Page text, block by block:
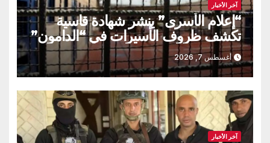
آخر الأخبار
“إعلام الأسرى” ينشر شهادة قاسية
تكشف ظروف الأسيرات في “الدامون”
أغسطس 7, 2026
آخر الأخبار